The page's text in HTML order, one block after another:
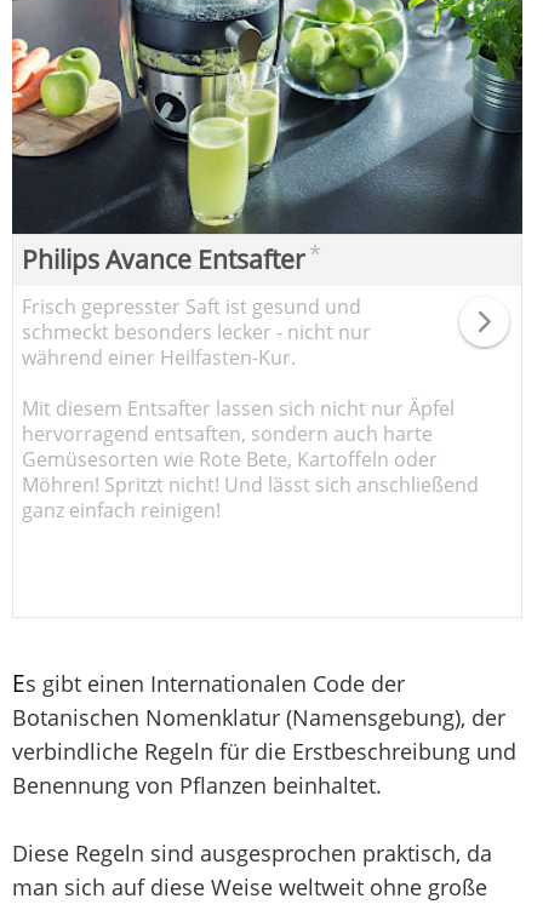
Philips Avance Entsafter*
Frisch gepresster Saft ist gesund und
schmeckt besonders lecker - nicht nur
während einer Heilfasten-Kur.
Mit diesem Entsafter lassen sich nicht nur Äpfel
hervorragend entsaften, sondern auch harte
Gemüsesorten wie Rote Bete, Kartoffeln oder
Möhren! Spritzt nicht! Und lässt sich anschließend
ganz einfach reinigen!
Es gibt einen Internationalen Code der
Botanischen Nomenklatur (Namensgebung), der
verbindliche Regeln für die Erstbeschreibung und
Benennung von Pflanzen beinhaltet.
Diese Regeln sind ausgesprochen praktisch, da
man sich auf diese Weise weltweit ohne große